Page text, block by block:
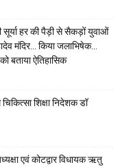
सूर्या हर की पैड़ी से सैकड़ों युवाओं
मंदिर… किया जलाभिषेक…
बताया ऐतिहासिक
शिक्षा निदेशक डॉ
एवं कोटद्वार विधायक ऋतु